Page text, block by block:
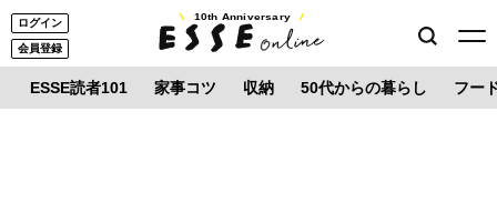
ログイン
会員登録
10th Anniversary
ESSE読者101 家事コツ 収納 50代からの暮らし フー